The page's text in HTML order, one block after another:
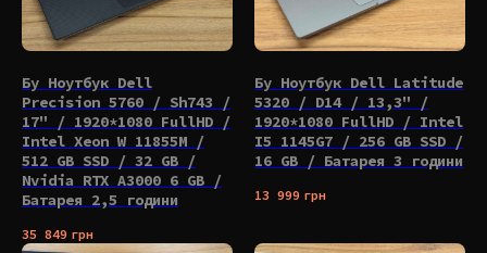
Бу Ноутбук Dell
Precision 5760 / Sh743 /
17" / 1920*1080 FullHD /
Intel Xeon W 11855M /
512 GB SSD / 32 GB /
Nvidia RTX A3000 6 GB /
Батарея 2,5 години
35 849 грн
Бу Ноутбук Dell Latitude
5320 / D14 / 13,3" /
1920*1080 FullHD / Intel
I5 1145G7 / 256 GB SSD /
16 GB / Батарея 3 години
13 999 грн